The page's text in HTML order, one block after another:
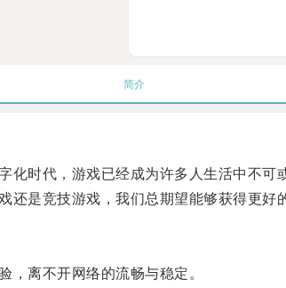
简介
时代，游戏已经成为许多人生活中不可或
是竞技游戏，我们总期望能够获得更好的
离不开网络的流畅与稳定。